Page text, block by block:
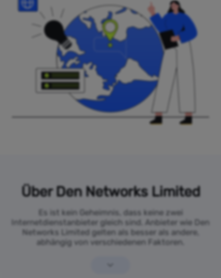
Über Den Networks Limited
Es ist kein Geheimnis, dass keine zwei
Internetdienstanbieter gleich sind. Anbieter wie Den
Networks Limited gelten als besser als andere,
abhängig von verschiedenen Faktoren.